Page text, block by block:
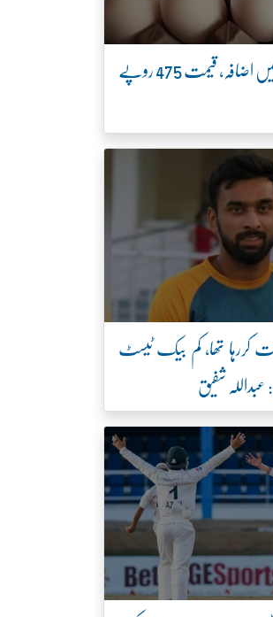
برائلر گوشت کے نرخ میں اضافہ، قیمت 475 روپے
کررہا تھا، کم بیک ٹیسٹ
شفیق